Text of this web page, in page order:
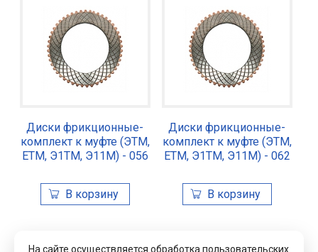
Диски фрикционные-
комплект к муфте (ЭТМ,
ЕТМ, Э1ТМ, Э11М) - 056
Диски фрикционные-
комплект к муфте (ЭТМ,
ЕТМ, Э1ТМ, Э11М) - 062
На сайте осуществляется обработка пользовательских